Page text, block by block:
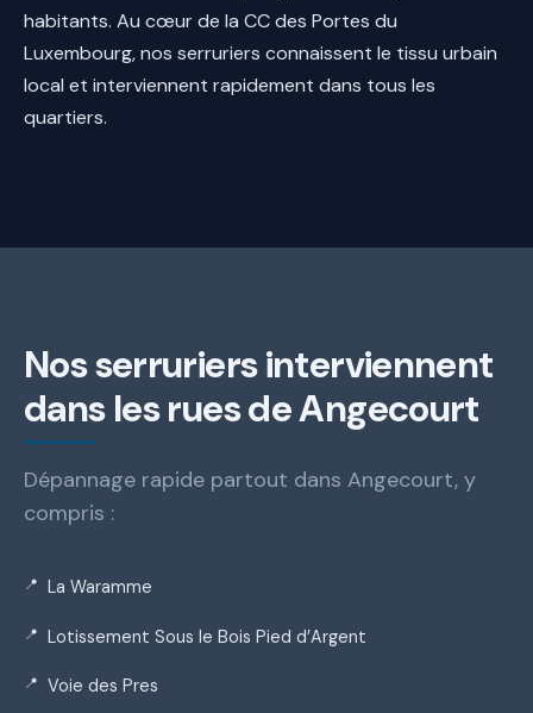
habitants. Au cœur de la CC des Portes du
Luxembourg, nos serruriers connaissent le tissu urbain
local et interviennent rapidement dans tous les
quartiers.
Nos serruriers interviennent
dans les rues de Angecourt
Dépannage rapide partout dans Angecourt, y
compris :
La Waramme
Lotissement Sous le Bois Pied d’Argent
Voie des Pres